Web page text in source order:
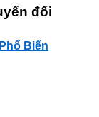
đổi
Biến